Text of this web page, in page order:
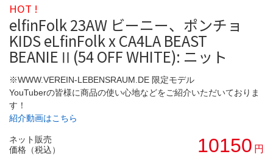
HOT !
elfinFolk 23AW ビーニー、ポンチョ
KIDS eLfinFolk x CA4LA BEAST
BEANIEⅡ(54 OFF WHITE): ニット
※WWW.VEREIN-LEBENSRAUM.DE 限定モデル
YouTuberの皆様に商品の使い心地などをご紹介いただいておりま
す！
紹介動画はこちら
ネット販売
価格（税込）
10150 円